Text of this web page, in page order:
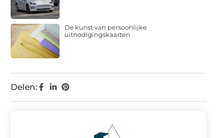
Delen:
De kunst van persoonlijke
uitnodigingskaarten